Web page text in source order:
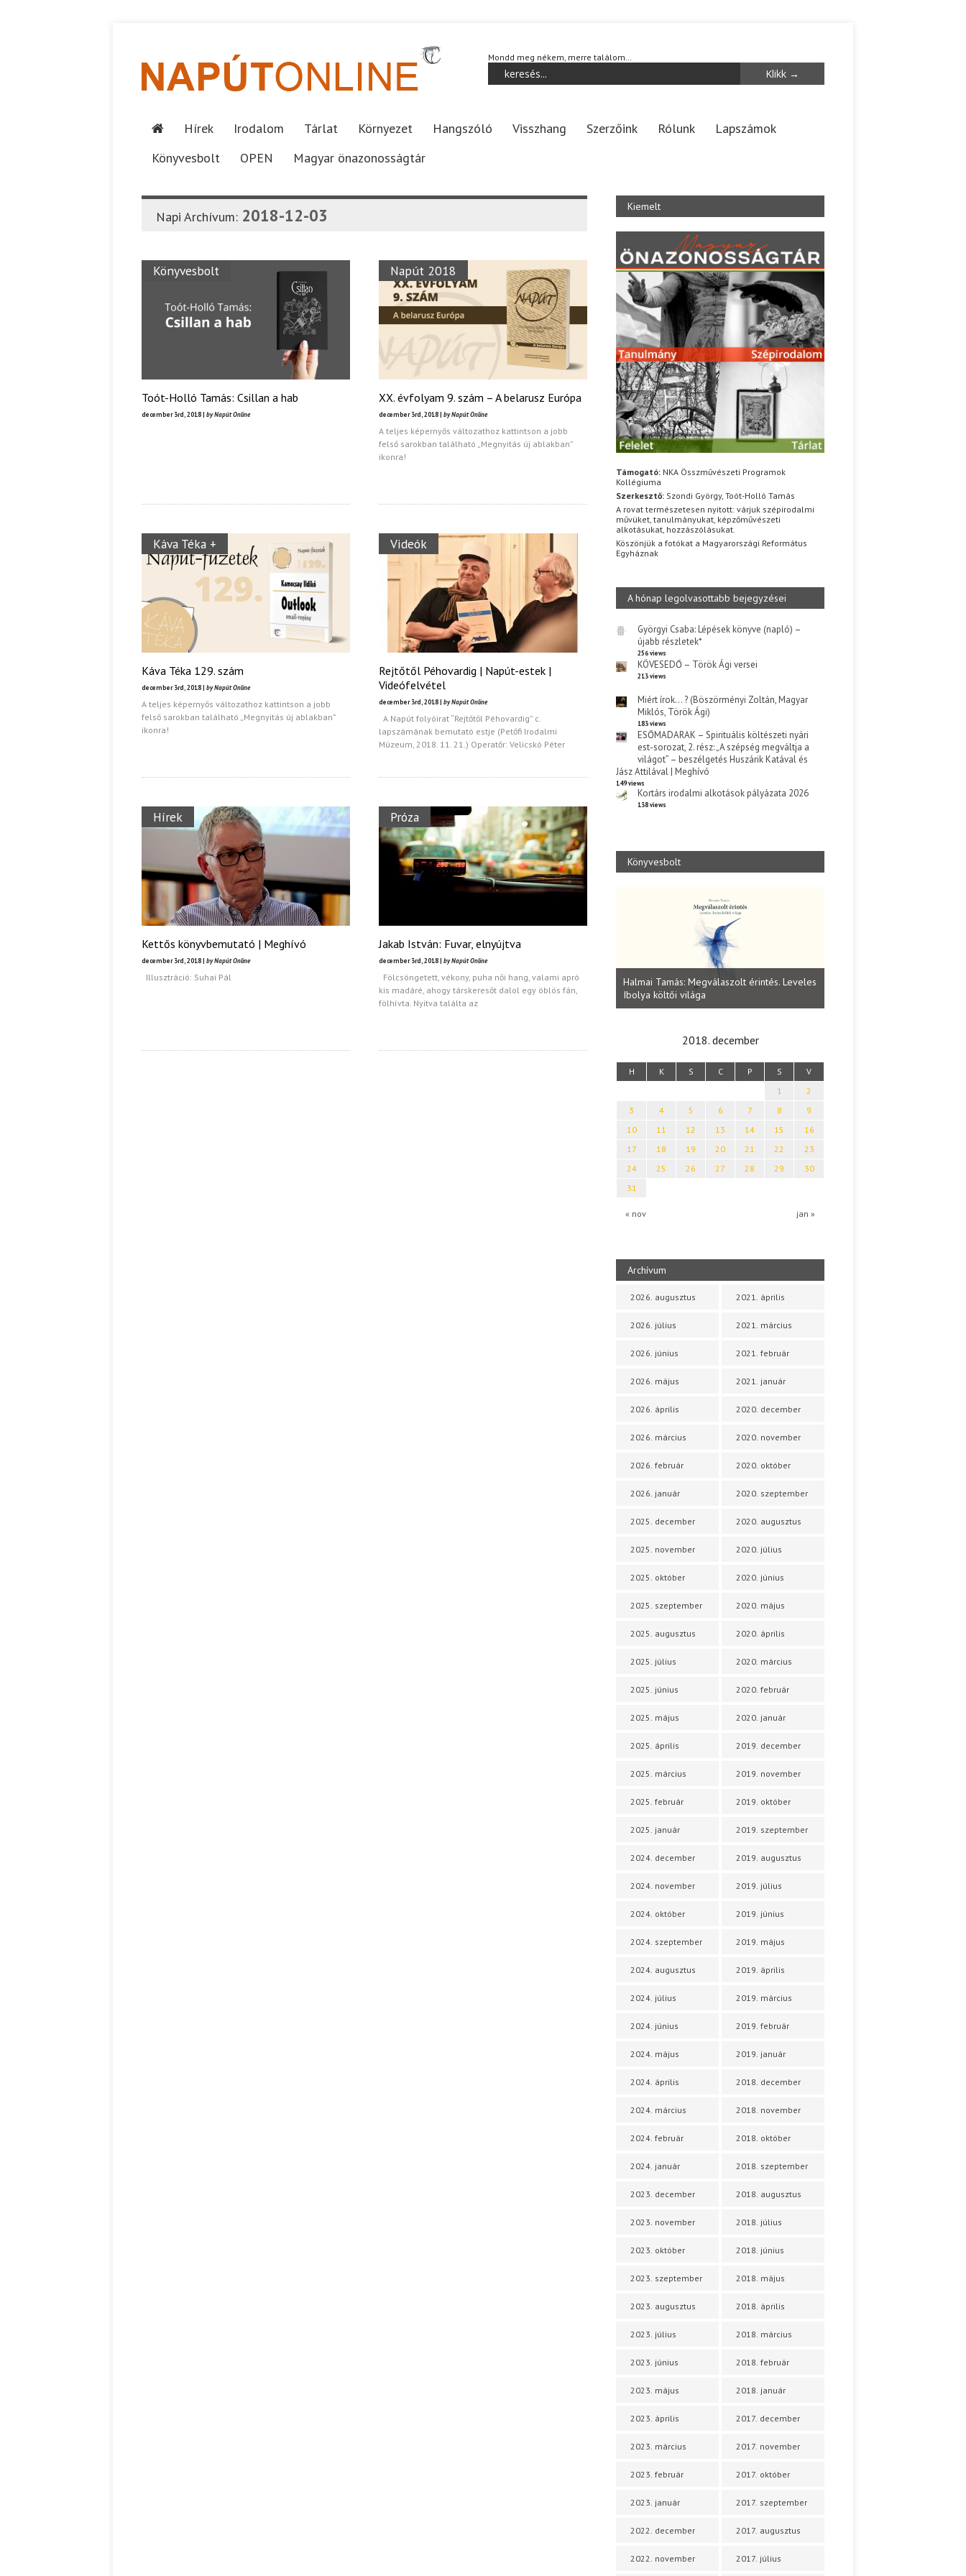
Mondd meg nékem, merre találom…
Hírek Irodalom Tárlat Környezet Hangszóló Visszhang Szerzőink Rólunk
Lapszámok
Könyvesbolt
OPEN Magyar önazonosságtár
Napi Archívum: 2018-12-03
Könyvesbolt
Toót-Holló Tamás: Csillan a hab
december 3rd, 2018 | by Napút Online
Napút 2018
XX. évfolyam 9. szám – A belarusz Európa
december 3rd, 2018 | by Napút Online
A teljes képernyős változathoz kattintson a jobb
felső sarokban található „Megnyitás új ablakban”
ikonra!
Káva Téka +
Káva Téka 129. szám
december 3rd, 2018 | by Napút Online
A teljes képernyős változathoz kattintson a jobb
felső sarokban található „Megnyitás új ablakban”
ikonra!
Videók
Rejtőtől Péhovardig | Napút-estek |
Videófelvétel
december 3rd, 2018 | by Napút Online
A Napút folyóirat “Rejtőtől Péhovardig” c.
lapszámának bemutató estje (Petőfi Irodalmi
Múzeum, 2018. 11. 21.) Operatőr: Velicskó Péter
Hírek
Kettős könyvbemutató | Meghívó
december 3rd, 2018 | by Napút Online
Illusztráció: Suhai Pál
Próza
Jakab István: Fuvar, elnyújtva
december 3rd, 2018 | by Napút Online
Fölcsöngetett, vékony, puha női hang, valami apró
kis madáré, ahogy társkeresőt dalol egy öblös fán,
fölhívta. Nyitva találta az
Kiemelt
Támogató: NKA Összművészeti Programok
Kollégiuma
Szerkesztő: Szondi György, Toót-Holló Tamás
A rovat természetesen nyitott: várjuk szépirodalmi
művüket, tanulmányukat, képzőművészeti
alkotásukat, hozzászólásukat.
Köszönjük a fotókat a Magyarországi Református
Egyháznak
A hónap legolvasottabb bejegyzései
Györgyi Csaba: Lépések könyve (napló) –
újabb részletek*
256 views
KÖVESEDŐ – Török Ági versei
213 views
Miért írok… ? (Böszörményi Zoltán, Magyar
Miklós, Török Ági)
183 views
ESŐMADARAK – Spirituális költészeti nyári
est-sorozat, 2. rész: „A szépség megváltja a
világot” – beszélgetés Huszárik Katával és
Jász Attilával | Meghívó
149 views
Kortárs irodalmi alkotások pályázata 2026
138 views
Könyvesbolt
Parvathy Baul: A NAGY LELKEK DALAI.
Bevezetés a bául ösvénybe (Fordította:
Rideg Zsófia)
Halmai Tamás: Megválaszolt érintés. Leveles
Ibolya költői világa
2018. december
H K S C P S V
« nov jan »
1
2
3
4 5 6 7 8
9
10
11 12 13 14 15
16
17
18 19 20 21 22
23
24
25 26 27 28 29
30
31
Archívum
2026. augusztus
2026. július
2026. június
2026. május
2026. április
2026. március
2026. február
2026. január
2025. december
2025. november
2025. október
2025. szeptember
2025. augusztus
2025. július
2025. június
2025. május
2025. április
2025. március
2025. február
2025. január
2024. december
2024. november
2024. október
2024. szeptember
2024. augusztus
2024. július
2024. június
2024. május
2024. április
2024. március
2024. február
2024. január
2023. december
2023. november
2023. október
2023. szeptember
2023. augusztus
2023. július
2023. június
2023. május
2023. április
2023. március
2023. február
2023. január
2022. december
2022. november
2021. április
2021. március
2021. február
2021. január
2020. december
2020. november
2020. október
2020. szeptember
2020. augusztus
2020. július
2020. június
2020. május
2020. április
2020. március
2020. február
2020. január
2019. december
2019. november
2019. október
2019. szeptember
2019. augusztus
2019. július
2019. június
2019. május
2019. április
2019. március
2019. február
2019. január
2018. december
2018. november
2018. október
2018. szeptember
2018. augusztus
2018. július
2018. június
2018. május
2018. április
2018. március
2018. február
2018. január
2017. december
2017. november
2017. október
2017. szeptember
2017. augusztus
2017. július